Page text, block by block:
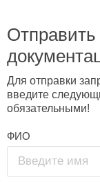
Отправить
Для отправки
введите
обязательными!
ФИО
Введите имя